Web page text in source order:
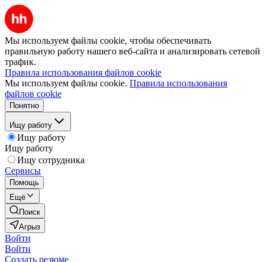
Мы используем файлы cookie, чтобы обеспечивать
правильную работу нашего веб-сайта и анализировать сетевой
трафик.
Правила использования файлов cookie
Мы используем файлы cookie. Правила использования
файлов cookie
Понятно
Ищу работу
Ищу работу
Ищу работу
Ищу сотрудника
Сервисы
Помощь
Ещё
Поиск
Агрыз
Войти
Войти
Создать резюме